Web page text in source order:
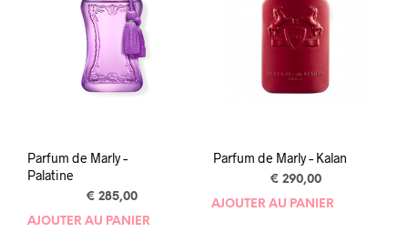
Parfum de Marly –
Palatine
€ 285,00
AJOUTER AU PANIER
Parfum de Marly – Kalan
€ 290,00
AJOUTER AU PANIER